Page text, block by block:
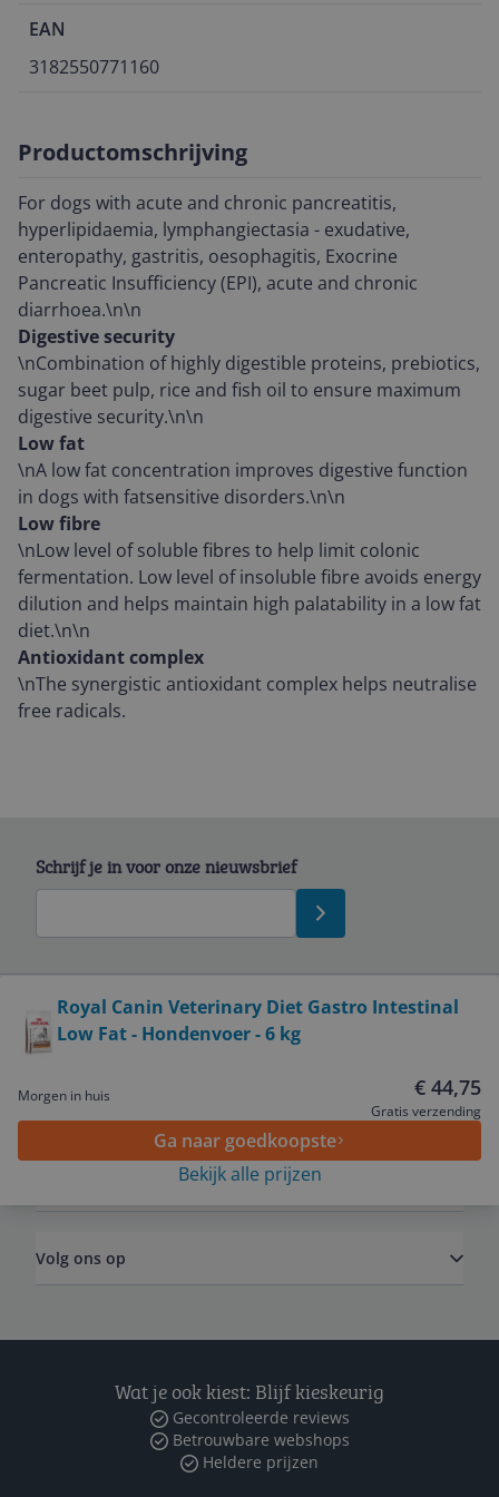
EAN
3182550771160
Productomschrijving
For dogs with acute and chronic pancreatitis,
hyperlipidaemia, lymphangiectasia - exudative,
enteropathy, gastritis, oesophagitis, Exocrine
Pancreatic Insufficiency (EPI), acute and chronic
diarrhoea.\n\n
Digestive security
\nCombination of highly digestible proteins, prebiotics,
sugar beet pulp, rice and fish oil to ensure maximum
digestive security.\n\n
Low fat
\nA low fat concentration improves digestive function
in dogs with fatsensitive disorders.\n\n
Low fibre
\nLow level of soluble fibres to help limit colonic
fermentation. Low level of insoluble fibre avoids energy
dilution and helps maintain high palatability in a low fat
diet.\n\n
Antioxidant complex
\nThe synergistic antioxidant complex helps neutralise
free radicals.
Royal Canin Veterinary Diet Gastro Intestinal
Low Fat - Hondenvoer - 6 kg
Morgen in huis € 44,75
Gratis verzending
Ga naar goedkoopste
Bekijk alle prijzen
Schrijf je in voor onze nieuwsbrief
Service
Algemeen
Volg ons op
Wat je ook kiest: Blijf kieskeurig
Gecontroleerde reviews
Betrouwbare webshops
Heldere prijzen